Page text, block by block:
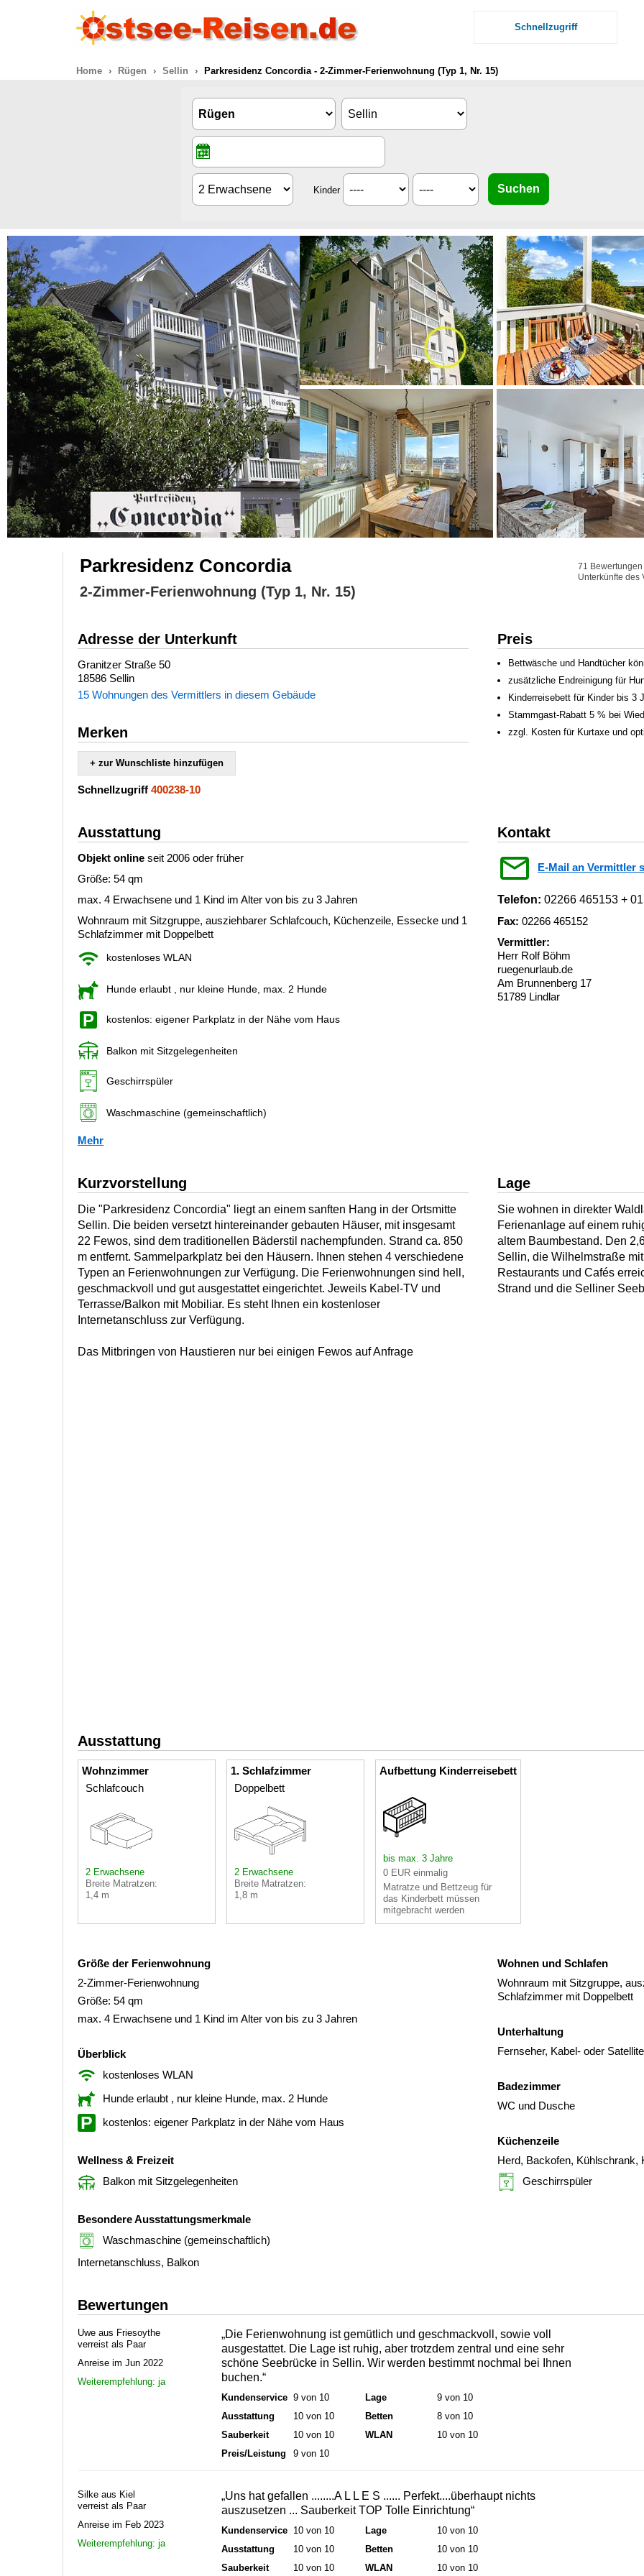
Schnellzugriff
Home Rügen Sellin Parkresidenz Concordia - 2-Zimmer-Ferienwohnung (Typ 1, Nr. 15)
Kinder
Parkresidenz Concordia
2-Zimmer-Ferienwohnung (Typ 1, Nr. 15)
71 Bewertungen
Unterkünfte des
Adresse der Unterkunft
Granitzer Straße 50
18586 Sellin
15 Wohnungen des Vermittlers in diesem Gebäude
Merken
+ zur Wunschliste hinzufügen
Schnellzugriff 400238-10
Preis
Bettwäsche und Handtücher
zusätzliche Endreinigung für
Kinderreisebett für Kinder bis 3
Stammgast-Rabatt 5 % bei
zzgl. Kosten für Kurtaxe und
Ausstattung
Objekt online seit 2006 oder früher
Größe: 54 qm
max. 4 Erwachsene und 1 Kind im Alter von bis zu 3 Jahren
Wohnraum mit Sitzgruppe, ausziehbarer Schlafcouch, Küchenzeile, Essecke und 1
Schlafzimmer mit Doppelbett
kostenloses WLAN
Hunde erlaubt , nur kleine Hunde, max. 2 Hunde
kostenlos: eigener Parkplatz in der Nähe vom Haus
Balkon mit Sitzgelegenheiten
Geschirrspüler
Waschmaschine (gemeinschaftlich)
Mehr
Kontakt
E-Mail an Vermittler
Telefon: 02266 465153 +
Fax: 02266 465152
Vermittler:
Herr Rolf Böhm
ruegenurlaub.de
Am Brunnenberg 17
51789 Lindlar
Kurzvorstellung
Die "Parkresidenz Concordia" liegt an einem sanften Hang in der Ortsmitte
Sellin. Die beiden versetzt hintereinander gebauten Häuser, mit insgesamt
22 Fewos, sind dem traditionellen Bäderstil nachempfunden. Strand ca. 850
m entfernt. Sammelparkplatz bei den Häusern. Ihnen stehen 4 verschiedene
Typen an Ferienwohnungen zur Verfügung. Die Ferienwohnungen sind hell,
geschmackvoll und gut ausgestattet eingerichtet. Jeweils Kabel-TV und
Terrasse/Balkon mit Mobiliar. Es steht Ihnen ein kostenloser
Internetanschluss zur Verfügung.
Das Mitbringen von Haustieren nur bei einigen Fewos auf Anfrage
Lage
Sie wohnen in direkter
Ferienanlage auf einem
altem Baumbestand. Den
Sellin, die Wilhelmstraße
Restaurants und Cafés
Strand und die Selliner
Ausstattung
Wohnzimmer
Schlafcouch
2 Erwachsene
Breite Matratzen:
1,4 m
1. Schlafzimmer
Doppelbett
2 Erwachsene
Breite Matratzen:
1,8 m
Aufbettung Kinderreisebett
bis max. 3 Jahre
0 EUR einmalig
Matratze und Bettzeug für
das Kinderbett müssen
mitgebracht werden
Größe der Ferienwohnung
2-Zimmer-Ferienwohnung
Größe: 54 qm
max. 4 Erwachsene und 1 Kind im Alter von bis zu 3 Jahren
Überblick
kostenloses WLAN
Hunde erlaubt , nur kleine Hunde, max. 2 Hunde
kostenlos: eigener Parkplatz in der Nähe vom Haus
Wellness & Freizeit
Balkon mit Sitzgelegenheiten
Besondere Ausstattungsmerkmale
Waschmaschine (gemeinschaftlich)
Internetanschluss, Balkon
Wohnen und Schlafen
Wohnraum mit Sitzgruppe,
Schlafzimmer mit Doppelbett
Unterhaltung
Fernseher, Kabel- oder
Badezimmer
WC und Dusche
Küchenzeile
Herd, Backofen, Kühlschrank,
Geschirrspüler
Bewertungen
Uwe aus Friesoythe
verreist als Paar
Anreise im Jun 2022
Weiterempfehlung: ja
„Die Ferienwohnung ist gemütlich und geschmackvoll, sowie voll
ausgestattet. Die Lage ist ruhig, aber trotzdem zentral und eine sehr
schöne Seebrücke in Sellin. Wir werden bestimmt nochmal bei Ihnen
buchen.“
Kundenservice 9 von 10
Ausstattung
10 von 10
Sauberkeit
10 von 10
Preis/Leistung
9 von 10
Lage
9 von 10
Betten
8 von 10
WLAN
10 von 10
Silke aus Kiel
verreist als Paar
Anreise im Feb 2023
Weiterempfehlung: ja
„Uns hat gefallen ........A L L E S ...... Perfekt....überhaupt nichts
auszusetzen ... Sauberkeit TOP Tolle Einrichtung“
Kundenservice 10 von 10
Ausstattung
10 von 10
Sauberkeit
10 von 10
Lage
10 von 10
Betten
10 von 10
WLAN
10 von 10